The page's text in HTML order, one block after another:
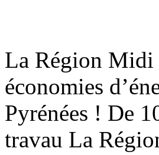
La Région Midi
économies
Pyrénées ! De
travau La